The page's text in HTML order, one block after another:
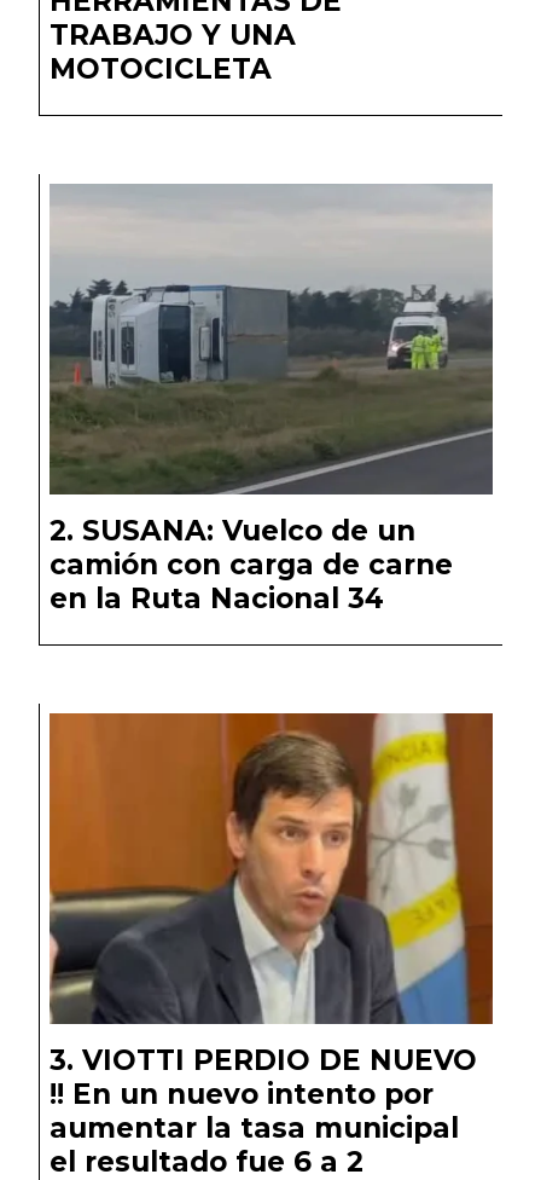
TRABAJO Y UNA
MOTOCICLETA
SUSANA: Vuelco de un
camión con carga de carne
en la Ruta Nacional 34
VIOTTI PERDIO DE NUEVO
!! En un nuevo intento por
aumentar la tasa municipal
el resultado fue 6 a 2